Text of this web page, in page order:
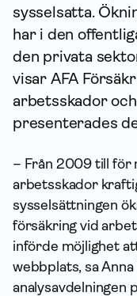
sysselsatta.
har i den
den privata
visar AFA
arbets­skador
presenterades
– Från 2009 till för
arbets­skador
sysselsättningen
försäkring vid
införde möjlighet
webbplats, sa
analysavdelningen